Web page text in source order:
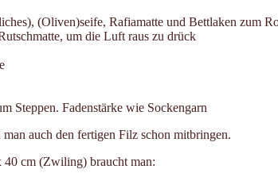
(Oliven)seife, Rafiamatte und Bettlaken zum
um die Luft raus zu drück
Steppen. Fadenstärke wie Sockengarn
auch den fertigen Filz schon mitbringen.
40 cm (Zwiling) braucht man: